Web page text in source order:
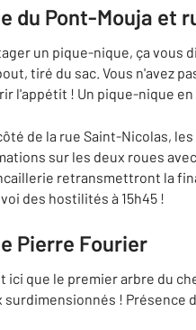
du Pont-Mouja et
un pique-nique, ça vous
tiré du sac. Vous n'avez
l'appétit ! Un pique-nique
de la rue Saint-Nicolas,
sur les deux roues
retransmettront la
des hostilités à 15h45 !
Pierre Fourier
ici que le premier arbre du
surdimensionnés ! Présence